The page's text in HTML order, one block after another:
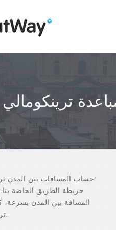
ترينكومالي -
حساب المسافات بين المدن
خريطة الطريق الخاصة
المسافة بين المدن بسرعة،